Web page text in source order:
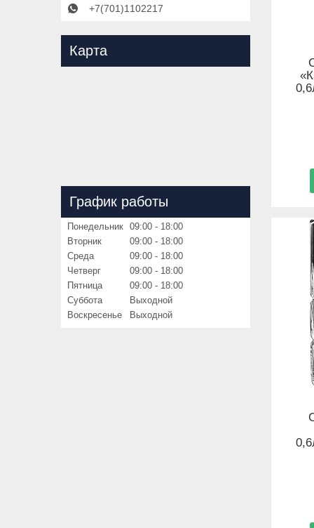
+7(701)1102217
Карта
График работы
Понедельник 09:00
18:00
Вторник
09:00
18:00
Среда
09:00
18:00
Четверг
09:00
18:00
Пятница
09:00
18:00
Суббота
Выходной
Воскресенье
Выходной